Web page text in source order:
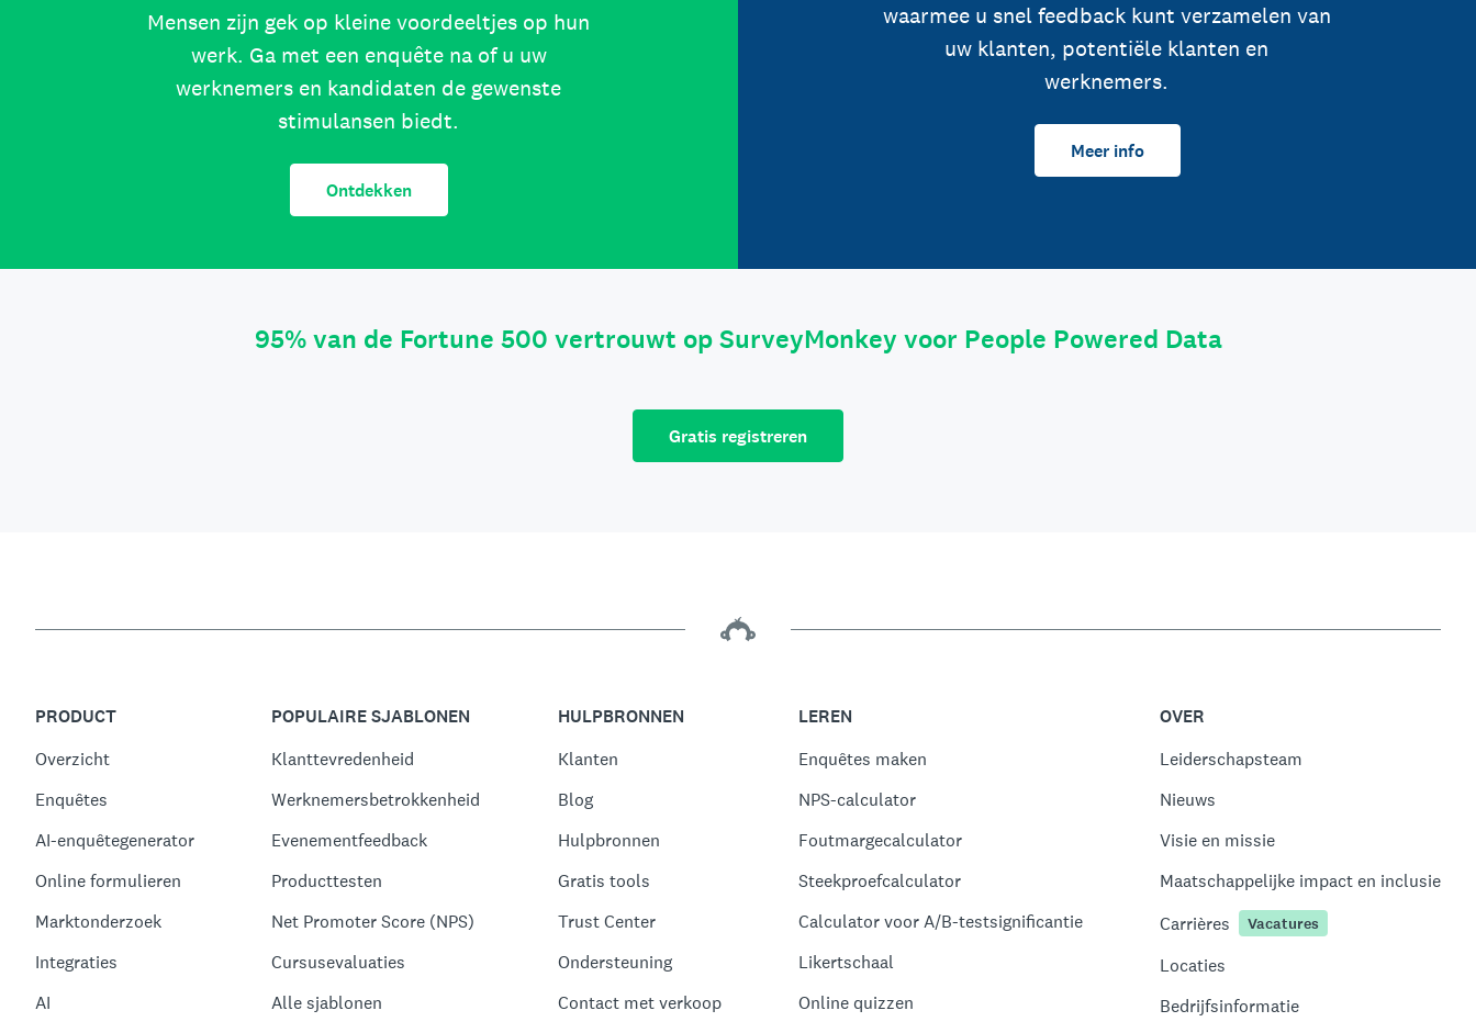
Mensen zijn gek op kleine voordeeltjes op hun
werk. Ga met een enquête na of u uw
werknemers en kandidaten de gewenste
stimulansen biedt.
Ontdekken
waarmee u snel feedback kunt verzamelen van
uw klanten, potentiële klanten en
werknemers.
Meer info
95% van de Fortune 500 vertrouwt op SurveyMonkey voor People Powered Data
Gratis registreren
PRODUCT
Overzicht
Enquêtes
AI-enquêtegenerator
Online formulieren
Marktonderzoek
Integraties
AI
POPULAIRE SJABLONEN
Klanttevredenheid
Werknemersbetrokkenheid
Evenementfeedback
Producttesten
Net Promoter Score (NPS)
Cursusevaluaties
Alle sjablonen
HULPBRONNEN
Klanten
Blog
Hulpbronnen
Gratis tools
Trust Center
Ondersteuning
Contact met verkoop
LEREN
Enquêtes maken
NPS-calculator
Foutmargecalculator
Steekproefcalculator
Calculator voor A/B-testsignificantie
Likertschaal
Online quizzen
OVER
Leiderschapsteam
Nieuws
Visie en missie
Maatschappelijke impact en inclusie
Carrières
Vacatures
Locaties
Bedrijfsinformatie